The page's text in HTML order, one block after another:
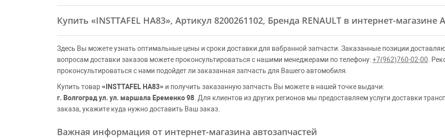
Купить «INSTTAFEL HA83», Артикул 8200261102, Бренда RENAULT в интернет-магазине
Здесь Вы можете узнать оптимальные цены и сроки доставки для вабранной запчасти. Заказанные позиции
вопросам доставки заказов можете проконсультироваться с нашими менеджерами по телефону:+7(962)760-02-00 .
проконсультироваться с нами подойдет ли заказанная запчасть для Вашего автомобиля.
Купить товар«INSTTAFEL HA83» и получить заказанную запчасть Вы можете в нашей точке выдачи:
г. Волгоград ул. ул. маршала Еременко 98 . Для клиентов из других регионов мы предоставляем услуги доставки
заказа, укажите куда нужно доставить Ваш заказ.
Важная информация от интернет-магазина автозапчастей